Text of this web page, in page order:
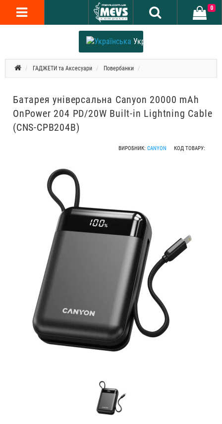
Українська
0
ГАДЖЕТИ та Аксесуари Повербанки
Батарея універсальна Canyon 20000 mAh
OnPower 204 PD/20W Built-in Lightning Cable
(CNS-CPB204B)
ВИРОБНИК: CANYON КОД ТОВАРУ: